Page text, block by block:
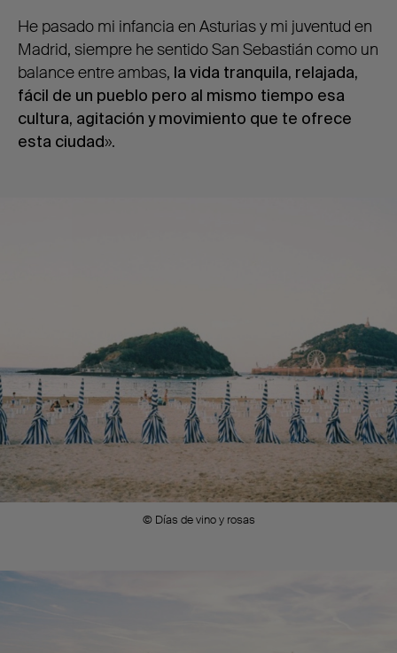
He pasado mi infancia en Asturias y mi juventud en
Madrid, siempre he sentido San Sebastián como un
balance entre ambas, la vida tranquila, relajada,
fácil de un pueblo pero al mismo tiempo esa
cultura, agitación y movimiento que te ofrece
esta ciudad».
© Días de vino y rosas